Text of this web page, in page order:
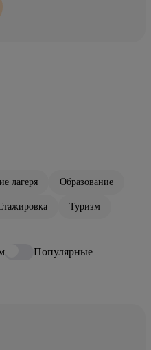
лагеря Образование
Туризм
Популярные